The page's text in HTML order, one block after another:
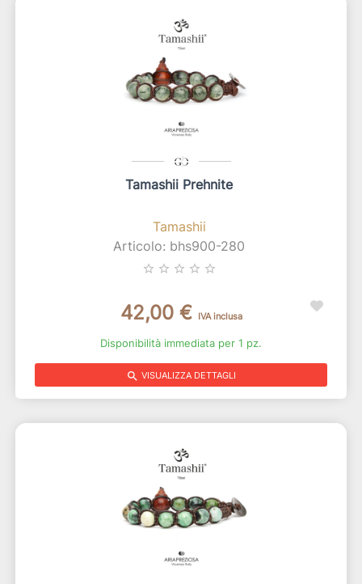
Tamashii Prehnite
Tamashii
Articolo: bhs900-280
star_border star_border star_border star_border star_border
42,00 € IVA inclusa
Disponibilità immediata per 1 pz.
search VISUALIZZA DETTAGLI